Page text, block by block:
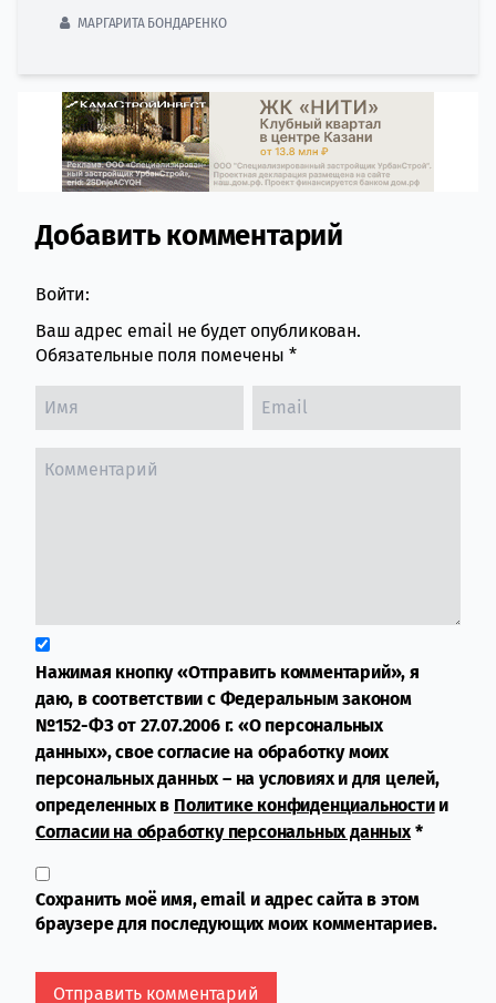
МАРГАРИТА БОНДАРЕНКО
Comment section
Добавить комментарий
Войти:
Ваш адрес email не будет опубликован.
Обязательные поля помечены *
Нажимая кнопку «Отправить комментарий», я
даю, в соответствии с Федеральным законом
№152-ФЗ от 27.07.2006 г. «О персональных
данных», свое согласие на обработку моих
персональных данных – на условиях и для целей,
определенных в Политике конфиденциальностии
Согласии на обработку персональных данных*
Сохранить моё имя, email и адрес сайта в этом
браузере для последующих моих комментариев.